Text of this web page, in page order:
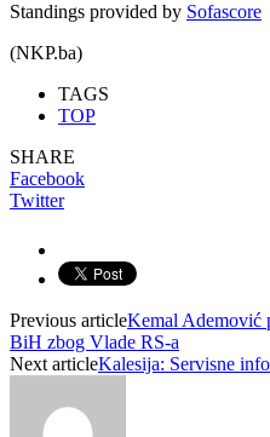
Standings provided by Sofascore
(NKP.ba)
TAGS
TOP
SHARE
Facebook
Twitter
Previous articleKemal Ademović
BiH zbog Vlade RS-a
Next articleKalesija: Servisne